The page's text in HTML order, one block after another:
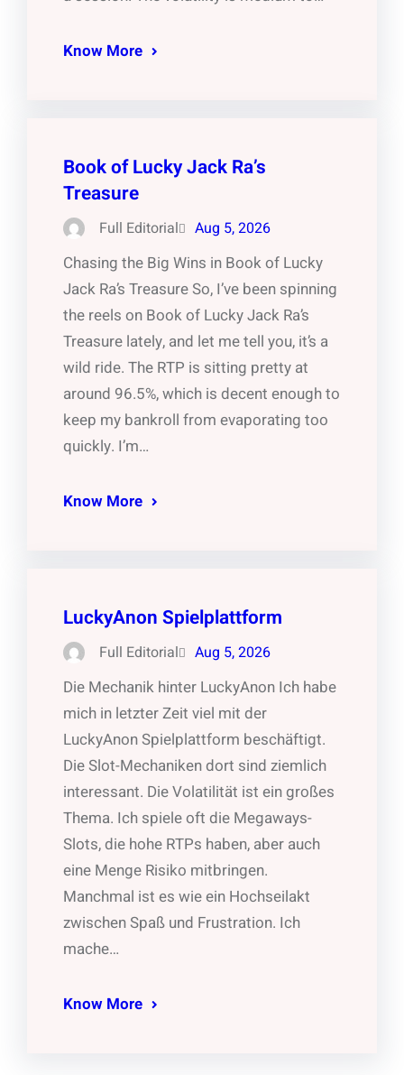
Know More
Book of Lucky Jack Ra’s
Treasure
Full Editorial Aug 5, 2026
Chasing the Big Wins in Book of Lucky
Jack Ra’s Treasure So, I’ve been spinning
the reels on Book of Lucky Jack Ra’s
Treasure lately, and let me tell you, it’s a
wild ride. The RTP is sitting pretty at
around 96.5%, which is decent enough to
keep my bankroll from evaporating too
quickly. I’m…
Know More
LuckyAnon Spielplattform
Full Editorial Aug 5, 2026
Die Mechanik hinter LuckyAnon Ich habe
mich in letzter Zeit viel mit der
LuckyAnon Spielplattform beschäftigt.
Die Slot-Mechaniken dort sind ziemlich
interessant. Die Volatilität ist ein großes
Thema. Ich spiele oft die Megaways-
Slots, die hohe RTPs haben, aber auch
eine Menge Risiko mitbringen.
Manchmal ist es wie ein Hochseilakt
zwischen Spaß und Frustration. Ich
mache…
Know More